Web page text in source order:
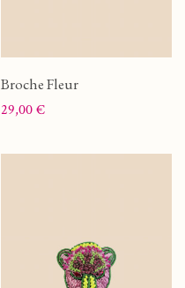
Broche Fleur
Prix
29,00 €